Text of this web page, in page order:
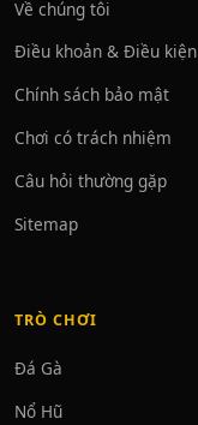
Về chúng tôi
Điều khoản & Điều kiện
Chính sách bảo mật
Chơi có trách nhiệm
Câu hỏi thường gặp
Sitemap
TRÒ CHƠI
Đá Gà
Nổ Hũ